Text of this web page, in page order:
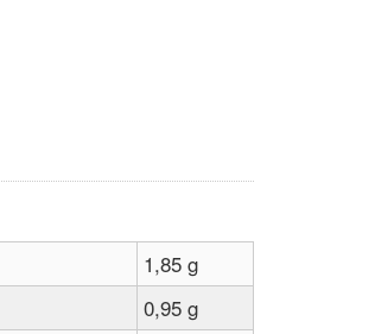
1,85 g
0,95 g